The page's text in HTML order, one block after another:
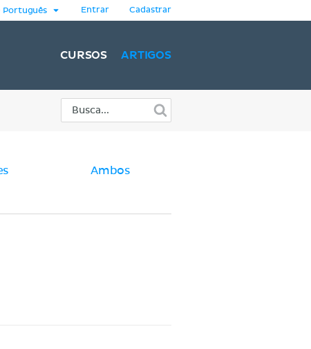
Português Entrar Cadastrar
CURSOS ARTIGOS
Ambos